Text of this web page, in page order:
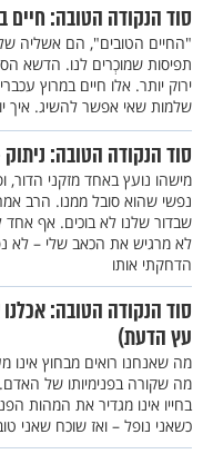
סוד הנקודה הטובה: חיים
"החיים הטובים", הם אשליה של
תפיסות שמוכְרים לנו. הדשא
ירוק יותר. אלו חיים במרוץ
שלמות שאי אפשר להשיג. איך
סוד הנקודה הטובה:
מישהו נועץ באחד מזקני הדור,
נפשי שהוא סובל ממנו. הרב
שבדור שלנו לא בוכים. אף
לא מרגיש את הכאב שלי – לא
הדחקתי אותו
סוד הנקודה הטובה:
עץ הדעת)
מה שאנחנו רואים מבחוץ אינו
מה שקורה בפנימיותו של
בחייו אינו מגדיר את המהות
כשאני נופל – ואז שוכח שאני